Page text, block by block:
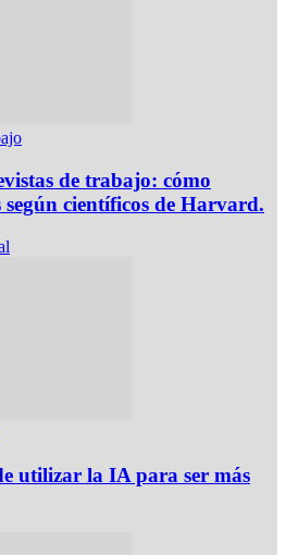
de trabajo: cómo
científicos de Harvard.
utilizar la IA para ser más